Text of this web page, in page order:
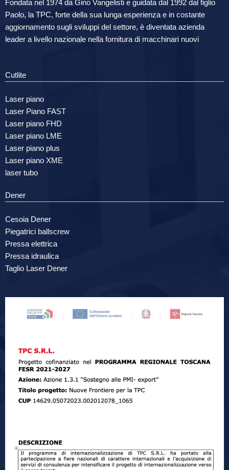
Fondata nel 1974 da Gino Vangelisti e guidata dal 1992 dal figlio
Paolo, la TPC, forte della sua lunga esperienza e in costante
aggiornamento sugli sviluppi del settore, è diventata azienda
leader a livello nazionale nella fornitura di macchinari nuovi
Cutlite
Laser piano
Laser Piano FAST
Laser piano FHD
Laser piano LME
Laser piano plus
Laser piano XME
laser tubo
Dener
Cesoia Dener
Piegatrici ballscrew
Pressa elettrica
Pressa idraulica
Taglio Laser Dener